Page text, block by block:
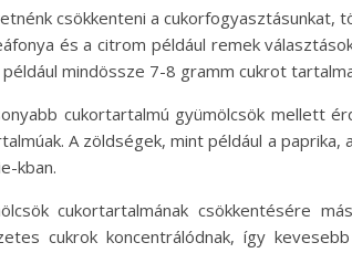
csökkenteni a cukorfogyasztásunkat,
és a citrom például remek
mindössze 7-8 gramm cukrot
cukortartalmú gyümölcsök mellett
A zöldségek, mint például a
kban.
cukortartalmának csökkentésére
cukrok koncentrálódnak, így